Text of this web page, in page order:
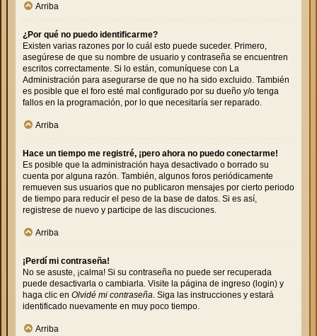
Arriba
¿Por qué no puedo identificarme?
Existen varias razones por lo cuál esto puede suceder. Primero,
asegúrese de que su nombre de usuario y contraseña se encuentren
escritos correctamente. Si lo están, comuníquese con La
Administración para asegurarse de que no ha sido excluido. También
es posible que el foro esté mal configurado por su dueño y/o tenga
fallos en la programación, por lo que necesitaría ser reparado.
Arriba
Hace un tiempo me registré, ¡pero ahora no puedo conectarme!
Es posible que la administración haya desactivado o borrado su
cuenta por alguna razón. También, algunos foros periódicamente
remueven sus usuarios que no publicaron mensajes por cierto periodo
de tiempo para reducir el peso de la base de datos. Si es así,
registrese de nuevo y participe de las discuciones.
Arriba
¡Perdí mi contraseña!
No se asuste, ¡calma! Si su contraseña no puede ser recuperada
puede desactivarla o cambiarla. Visite la página de ingreso (login) y
haga clic en Olvidé mi contraseña . Siga las instrucciones y estará
identificado nuevamente en muy poco tiempo.
Arriba